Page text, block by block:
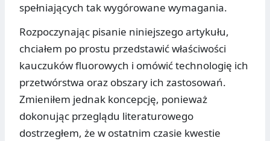
spełniających tak wygórowane wymagania.
Rozpoczynając pisanie niniejszego artykułu,
chciałem po prostu przedstawić właściwości
kauczuków fluorowych i omówić technologię ich
przetwórstwa oraz obszary ich zastosowań.
Zmieniłem jednak koncepcję, ponieważ
dokonując przeglądu literaturowego
dostrzegłem, że w ostatnim czasie kwestie